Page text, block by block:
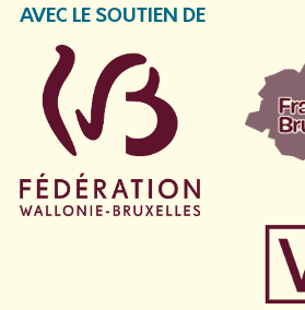
AVEC LE SOUTIEN DE